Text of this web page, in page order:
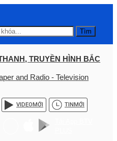
Tìm
TRUYỀN HÌNH BẮC
and Radio - Television
VIDEOMỚI TINMỚI